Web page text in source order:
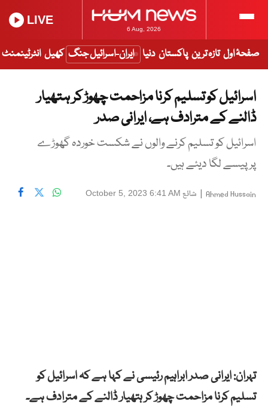
6 Aug, 2026
LIVE
صفحۂ اول تازہ ترین پاکستان دنیا ایران-اسرائیل جنگ کھیل انٹرٹینمنٹ
اسرائیل کو تسلیم کرنا مزاحمت چھوڑ کر ہتھیار
ڈالنے کے مترادف ہے، ایرانی صدر
اسرائیل کو تسلیم کرنے والوں نے شکست خوردہ گھوڑے
پر پیسے لگا دیئے ہیں۔
Ahmed Hussain
| شائع October 5, 2023 6:41 AM
تہران: ایرانی صدر ابراہیم رئیسی نے کہا ہے کہ اسرائیل کو
تسلیم کرنا مزاحمت چھوڑ کر ہتھیار ڈالنے کے مترادف ہے۔